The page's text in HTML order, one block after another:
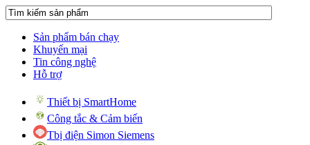
Sản phẩm bán chạy
Khuyến mại
Tin công nghệ
Hỗ trợ
Thiết bị SmartHome
Công tắc & Cảm biến
Tbị điện Simon Siemens